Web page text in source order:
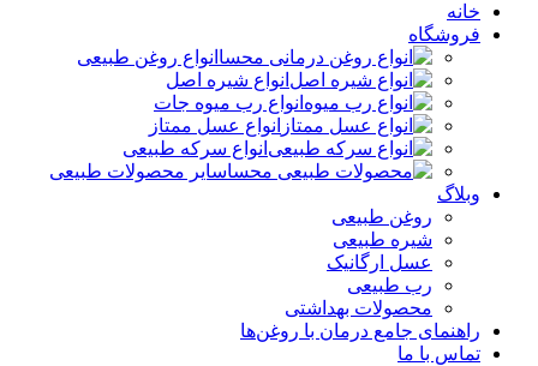
خانه
فروشگاه
انواع روغن طبیعی
انواع شیره اصل
انواع رب میوه جات
انواع عسل ممتاز
انواع سرکه طبیعی
سایر محصولات طبیعی
وبلاگ
روغن طبیعی
شیره طبیعی
عسل ارگانیک
رب طبیعی
محصولات بهداشتی
راهنمای جامع درمان با روغن‌ها
تماس با ما